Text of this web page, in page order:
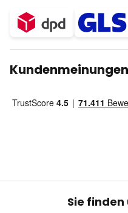
Kundenmeinungen
Sie